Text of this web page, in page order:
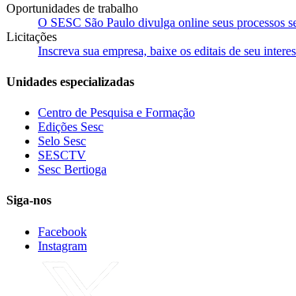
Oportunidades de trabalho
O SESC São Paulo divulga online seus processos
Licitações
Inscreva sua empresa, baixe os editais de seu
Unidades especializadas
Centro de Pesquisa e Formação
Edições Sesc
Selo Sesc
SESCTV
Sesc Bertioga
Siga-nos
Facebook
Instagram